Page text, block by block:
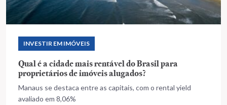
INVESTIR EM IMÓVEIS
Qual é a cidade mais rentável do Brasil para
proprietários de imóveis alugados?
Manaus se destaca entre as capitais, com o rental yield
avaliado em 8,06%